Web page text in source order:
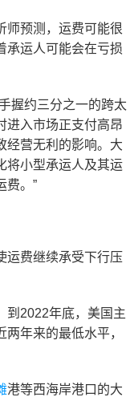
预测，运费可能很
承运人可能会在亏损
握约三分之一的跨太
进入市场正支付高昂
经营无利的影响。大
将小型承运人及其运
费。”
费继续承受下行压
2022年底，美国主
年来的最低水平，
港等西海岸港口的大